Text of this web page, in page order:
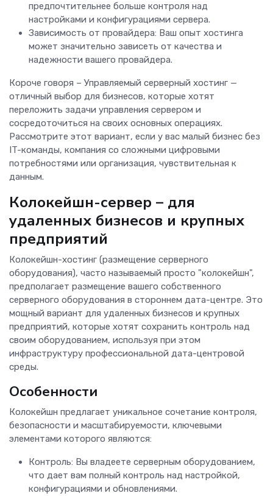
предпочтительнее больше контроля над
настройками и конфигурациями сервера.
Зависимость от провайдера: Ваш опыт хостинга
может значительно зависеть от качества и
надежности вашего провайдера.
Короче говоря – Управляемый серверный хостинг —
отличный выбор для бизнесов, которые хотят
переложить задачи управления сервером и
сосредоточиться на своих основных операциях.
Рассмотрите этот вариант, если у вас малый бизнес без
IT-команды, компания со сложными цифровыми
потребностями или организация, чувствительная к
данным.
Колокейшн-сервер – для
удаленных бизнесов и крупных
предприятий
Колокейшн-хостинг (размещение серверного
оборудования), часто называемый просто "колокейшн",
предполагает размещение вашего собственного
серверного оборудования в стороннем дата-центре. Это
мощный вариант для удаленных бизнесов и крупных
предприятий, которые хотят сохранить контроль над
своим оборудованием, используя при этом
инфраструктуру профессиональной дата-центровой
среды.
Особенности
Колокейшн предлагает уникальное сочетание контроля,
безопасности и масштабируемости, ключевыми
элементами которого являются:
Контроль: Вы владеете серверным оборудованием,
что дает вам полный контроль над настройкой,
конфигурациями и обновлениями.